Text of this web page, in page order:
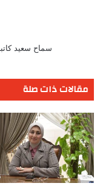
سماح سعيد
مقالات ذات صلة